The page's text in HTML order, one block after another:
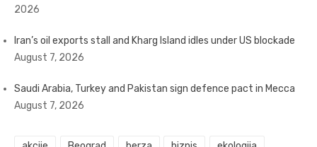
2026
Iran’s oil exports stall and Kharg Island idles under US blockade
August 7, 2026
Saudi Arabia, Turkey and Pakistan sign defence pact in Mecca
August 7, 2026